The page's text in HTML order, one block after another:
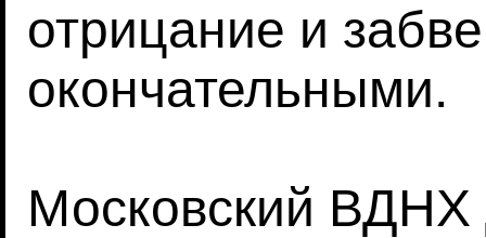
отрицание и
окончательными.
Московский ВДНХ